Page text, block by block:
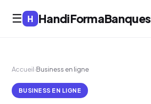
☰ H HandiFormaBanques
Accueil›Business en ligne
BUSINESS EN LIGNE